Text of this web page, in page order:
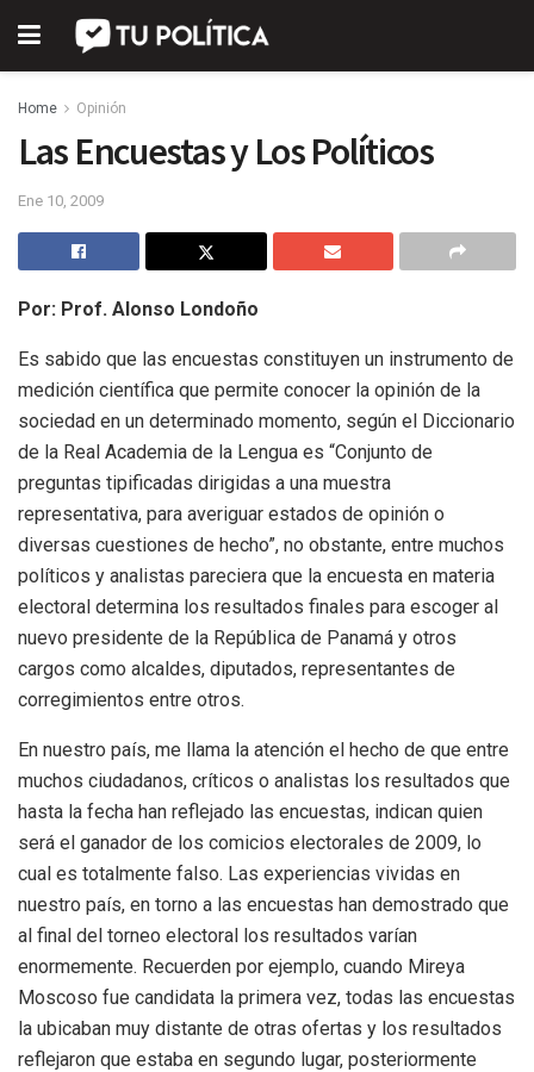
Home Opinión
Las Encuestas y Los Políticos
Ene 10, 2009
Por: Prof. Alonso Londoño
Es sabido que las encuestas constituyen un instrumento de
medición científica que permite conocer la opinión de la
sociedad en un determinado momento, según el Diccionario
de la Real Academia de la Lengua es “Conjunto de
preguntas tipificadas dirigidas a una muestra
representativa, para averiguar estados de opinión o
diversas cuestiones de hecho”, no obstante, entre muchos
políticos y analistas pareciera que la encuesta en materia
electoral determina los resultados finales para escoger al
nuevo presidente de la República de Panamá y otros
cargos como alcaldes, diputados, representantes de
corregimientos entre otros.
En nuestro país, me llama la atención el hecho de que entre
muchos ciudadanos, críticos o analistas los resultados que
hasta la fecha han reflejado las encuestas, indican quien
será el ganador de los comicios electorales de 2009, lo
cual es totalmente falso. Las experiencias vividas en
nuestro país, en torno a las encuestas han demostrado que
al final del torneo electoral los resultados varían
enormemente. Recuerden por ejemplo, cuando Mireya
Moscoso fue candidata la primera vez, todas las encuestas
la ubicaban muy distante de otras ofertas y los resultados
reflejaron que estaba en segundo lugar, posteriormente